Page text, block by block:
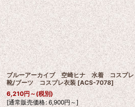
ブルーアーカイブ 空崎ヒナ 水着 コスプレ
靴/ブーツ コスプレ衣装 [ACS-7078]
6,210円～(税別)
[通常販売価格: 6,900円～]